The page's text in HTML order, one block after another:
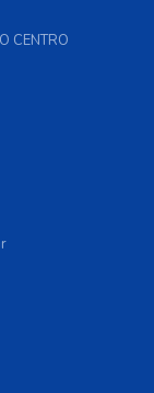
CENTRO